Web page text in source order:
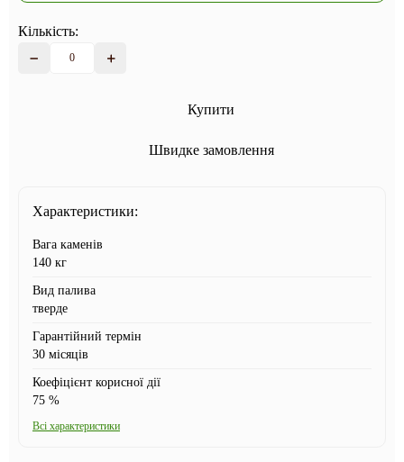
Кількість:
Купити
Швидке замовлення
Характеристики:
Вага каменів
140 кг
Вид палива
тверде
Гарантійний термін
30 місяців
Коефіцієнт корисної дії
75 %
Всі характеристики